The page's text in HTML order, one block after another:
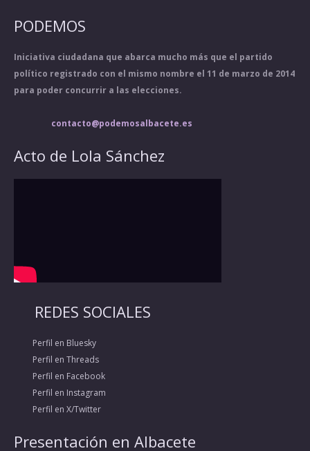
PODEMOS
Iniciativa ciudadana que abarca mucho más que el partido
político registrado con el mismo nombre el 11 de marzo de 2014
para poder concurrir a las elecciones.
contacto@podemosalbacete.es
Acto de Lola Sánchez
REDES SOCIALES
Perfil en Bluesky
Perfil en Threads
Perfil en Facebook
Perfil en Instagram
Perfil en X/Twitter
Presentación en Albacete